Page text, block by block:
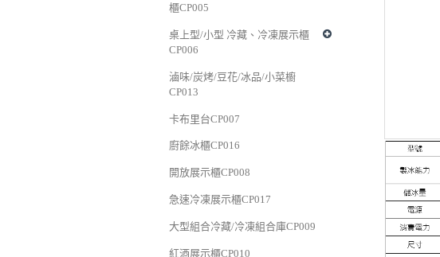
櫃CP005
桌上型/小型 冷藏、冷凍展示櫃
CP006
滷味/炭烤/豆花/冰品/小菜櫥
CP013
卡布里台CP007
廚餘冰櫃CP016
開放展示櫃CP008
急速冷凍展示櫃CP017
大型組合冷藏/冷凍組合庫CP009
紅酒展示櫃CP010